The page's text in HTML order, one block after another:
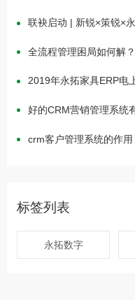
联袂启动 | 新锐×策锐×
全流程管理困局如何解
2019年永拓家具ERP电
好的CRM营销管理系统
crm客户管理系统的作用
标签列表
永拓数字